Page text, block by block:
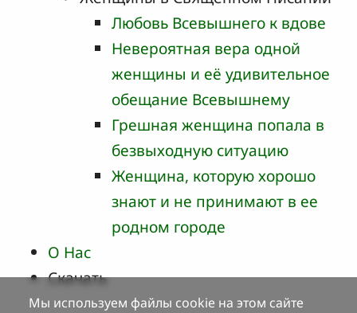
Любовь Всевышнего к вдове
Невероятная вера одной
женщины и её удивительное
обещание Всевышнему
Грешная женщина попала в
безвыходную ситуацию
Женщина, которую хорошо
знают и не принимают в ее
родном городе
О Нас
Cкачать
Мы используем файлы cookie на этом сайте